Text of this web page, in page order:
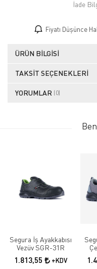
İade
Fiyatı Düşünce
ÜRÜN BILGISI
TAKSIT SEÇENEKLERI
YORUMLAR (0)
Segura İş Ayakkabısı
Vezüv SGR-31R
1.813,55 +KDV